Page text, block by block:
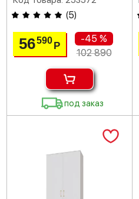
(5)
56590 Р
-45 %
102 890
под заказ